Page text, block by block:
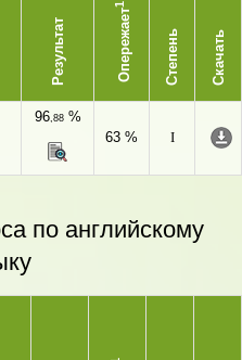
Результат Опережает
1
Степень Скачать
96,88%
63 %
I
по английскому